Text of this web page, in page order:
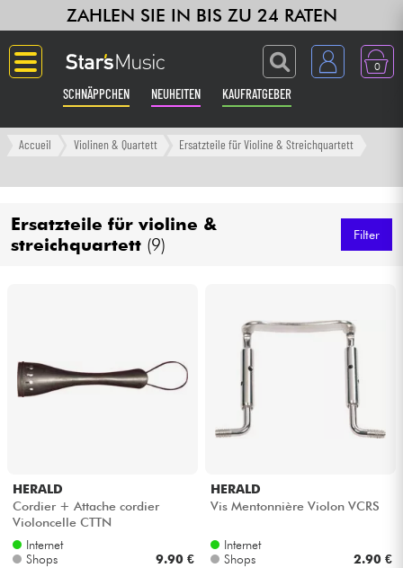
ZAHLEN SIE IN BIS ZU 24 RATEN
0
SCHNÄPPCHEN NEUHEITEN KAUFRATGEBER
Langue
Verstärker & Effekte
Studio
DJ
Accueil Violinen & Quartett Ersatzteile für Violine & Streichquartett
Ersatzteile für violine &
streichquartett (9) Filter
HERALD
Cordier + Attache cordier
Violoncelle CTTN
Internet
Shops
9.90 €
HERALD
Vis Mentonnière Violon VCRS
Internet
Shops
2.90 €